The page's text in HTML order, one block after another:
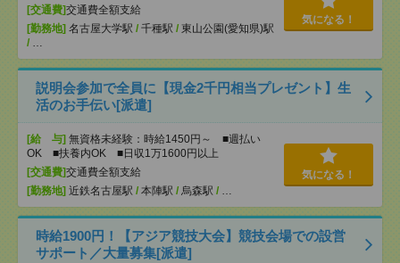
[交通費]交通費全額支給
[勤務地] 名古屋大学駅 / 千種駅 / 東山公園(愛知県)駅
/ …
気になる！
説明会参加で全員に【現金2千円相当プレゼント】生
活のお手伝い[派遣]
[給 与] 無資格未経験：時給1450円～ ■週払い
OK ■扶養内OK ■日収1万1600円以上
[交通費]交通費全額支給
[勤務地] 近鉄名古屋駅 / 本陣駅 / 烏森駅 / …
気になる！
時給1900円！【アジア競技大会】競技会場での設営
サポート／大量募集[派遣]